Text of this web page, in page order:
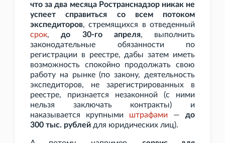
что за два месяца Ространснадзор никак не
успеет справиться со всем потоком
экспедиторов, стремящихся в отведенный
срок,до 30-го апреля, выполнить
законодательные обязанности по
регистрации в реестре, дабы затем иметь
возможность спокойно продолжать свою
работу на рынке (по закону, деятельность
экспедиторов, не зарегистрированных в
реестре, признается незаконной (с ними
нельзя заключать контракты) и
наказывается крупными штрафами — до
300 тыс. рублей для юридических лиц).